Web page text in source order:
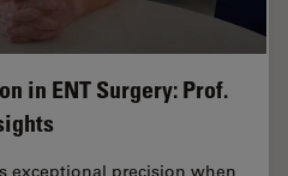
in ENT Surgery: Prof.
exceptional precision when